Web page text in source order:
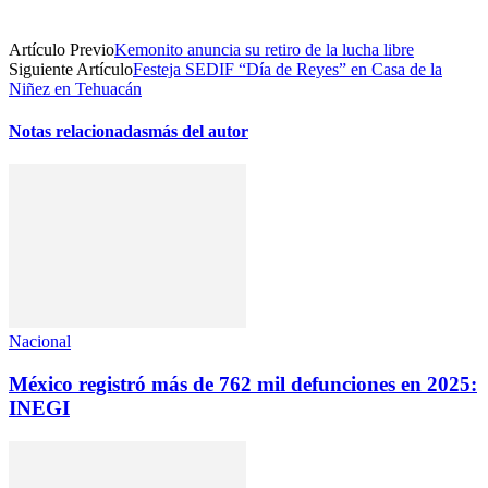
Artículo PrevioKemonito anuncia su retiro de la lucha libre
Siguiente ArtículoFesteja SEDIF “Día de Reyes” en Casa de la
Niñez en Tehuacán
Notas relacionadasmás del autor
Nacional
México registró más de 762 mil defunciones en 2025:
INEGI